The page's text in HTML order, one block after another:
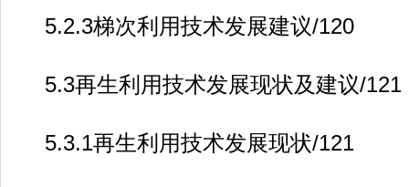
5.2.3梯次利用技术发展建议/120
5.3再生利用技术发展现状及建议/121
5.3.1再生利用技术发展现状/121